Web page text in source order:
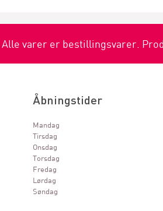
Alle varer er bestillingsvarer.
Åbningstider
Mandag
Tirsdag
Onsdag
Torsdag
Fredag
Lørdag
Søndag